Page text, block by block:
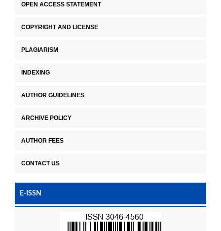
OPEN ACCESS STATEMENT
COPYRIGHT AND LICENSE
PLAGIARISM
INDEXING
AUTHOR GUIDELINES
ARCHIVE POLICY
AUTHOR FEES
CONTACT US
E-ISSN